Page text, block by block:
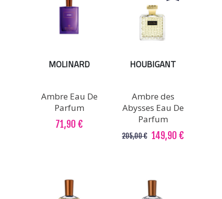
MOLINARD
Ambre Eau De
Parfum
71,90 €
HOUBIGANT
Ambre des
Abysses Eau De
Parfum
205,00 € 149,90 €